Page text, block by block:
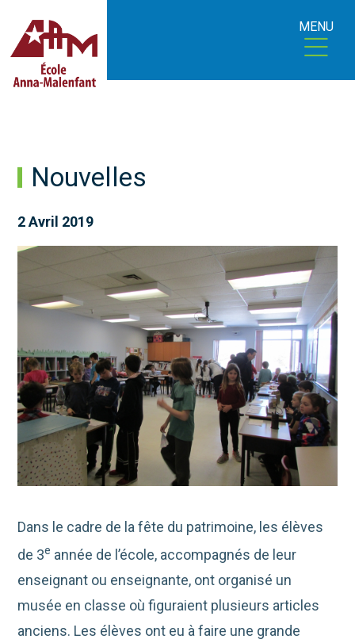
MENU
Nouvelles
2 Avril 2019
Dans le cadre de la fête du patrimoine, les élèves
de 3e année de l’école, accompagnés de leur
enseignant ou enseignante, ont organisé un
musée en classe où figuraient plusieurs articles
anciens. Les élèves ont eu à faire une grande